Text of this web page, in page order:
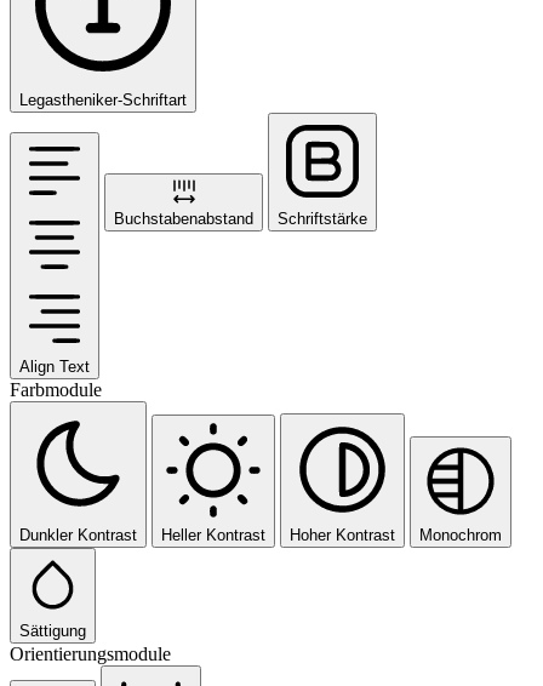
Legastheniker-Schriftart
Align Text
Buchstabenabstand Schriftstärke
Farbmodule
Dunkler Kontrast Heller Kontrast Hoher Kontrast Monochrom
Sättigung
Orientierungsmodule